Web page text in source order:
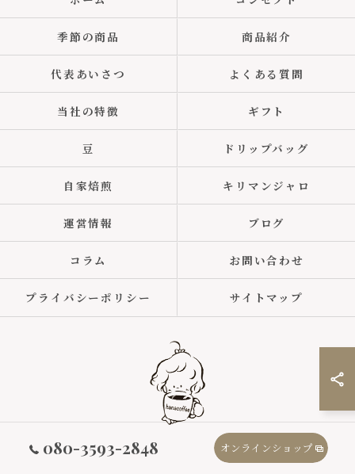
080-3593-2848 オンラインショップ
季節の商品 商品紹介
代表あいさつ よくある質問
当社の特徴 ギフト
豆 ドリップバッグ
自家焙煎 キリマンジャロ
運営情報 ブログ
コラム お問い合わせ
プライバシーポリシー サイトマップ
© 2026 コーヒーの通販ならhanacoffee ALL RIGHTS RESERVED.